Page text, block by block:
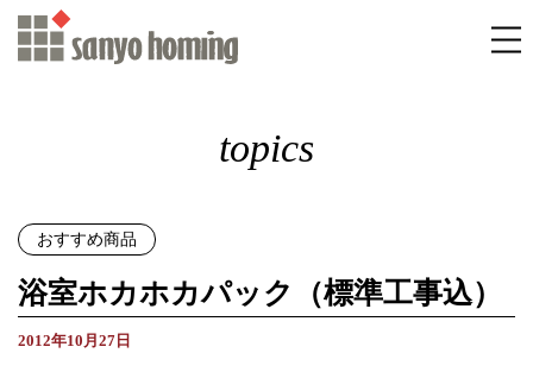
topics
おすすめ商品
浴室ホカホカパック（標準工事込）
2012年10月27日